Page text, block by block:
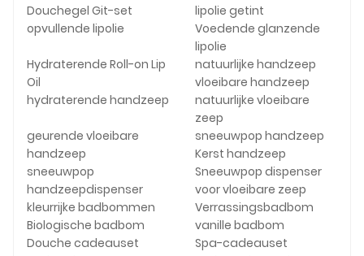
Douchegel Git-set
lipolie getint
opvullende lipolie
Voedende glanzende
lipolie
Hydraterende Roll-on Lip
Oil
natuurlijke handzeep
vloeibare handzeep
hydraterende handzeep
natuurlijke vloeibare
zeep
geurende vloeibare
handzeep
sneeuwpop handzeep
Kerst handzeep
sneeuwpop
handzeepdispenser
Sneeuwpop dispenser
voor vloeibare zeep
kleurrijke badbommen
Verrassingsbadbom
Biologische badbom
vanille badbom
Douche cadeauset
Spa-cadeauset